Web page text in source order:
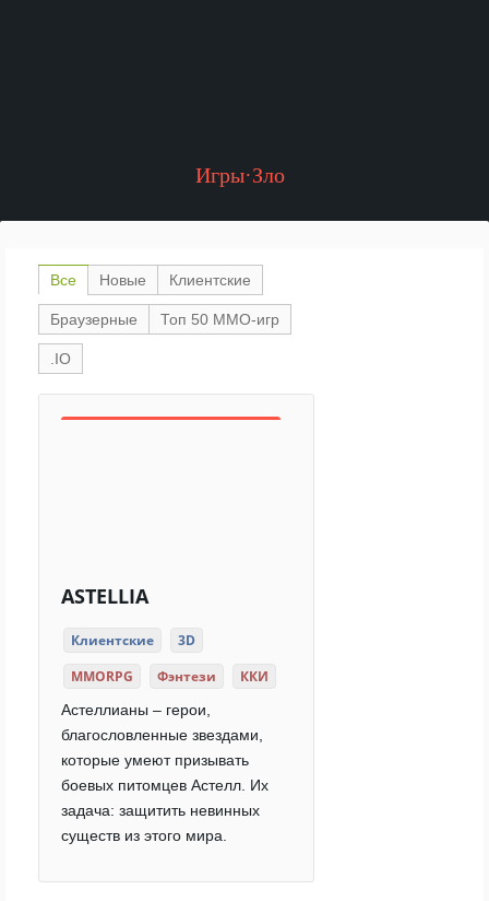
Игры·Зло
Все Новые Клиентские
Браузерные Топ 50 ММО-игр
.IO
ASTELLIA
Клиентские
3D
MMORPG
Фэнтези ККИ
Астеллианы – герои,
благословленные звездами,
которые умеют призывать
боевых питомцев Астелл. Их
задача: защитить невинных
существ из этого мира.